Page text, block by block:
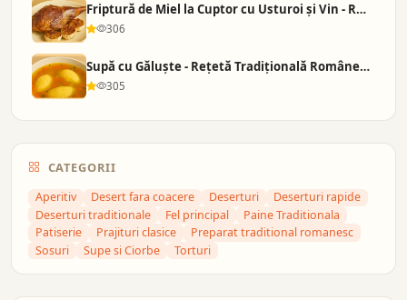
Friptură de Miel la Cuptor cu Usturoi și Vin - R…
306
Supă cu Găluște - Rețetă Tradițională Românească
305
CATEGORII
Aperitiv Desert fara coacere Deserturi
Deserturi rapide
Deserturi traditionale
Fel principal
Paine Traditionala
Patiserie
Prajituri clasice
Preparat traditional romanesc
Sosuri
Supe si Ciorbe Torturi